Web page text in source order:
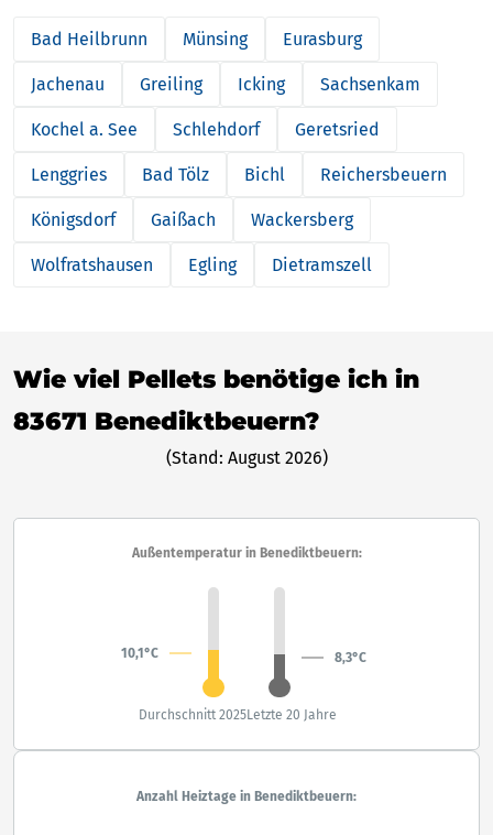
Bad Heilbrunn Münsing Eurasburg
Jachenau Greiling Icking Sachsenkam
Kochel a. See Schlehdorf Geretsried
Lenggries Bad Tölz Bichl Reichersbeuern
Königsdorf Gaißach Wackersberg
Wolfratshausen Egling Dietramszell
Wie viel Pellets benötige ich in
83671 Benediktbeuern?
(Stand: August 2026)
Außentemperatur in Benediktbeuern:
10,1°C 8,3°C
Durchschnitt 2025Letzte 20 Jahre
Anzahl Heiztage in Benediktbeuern: